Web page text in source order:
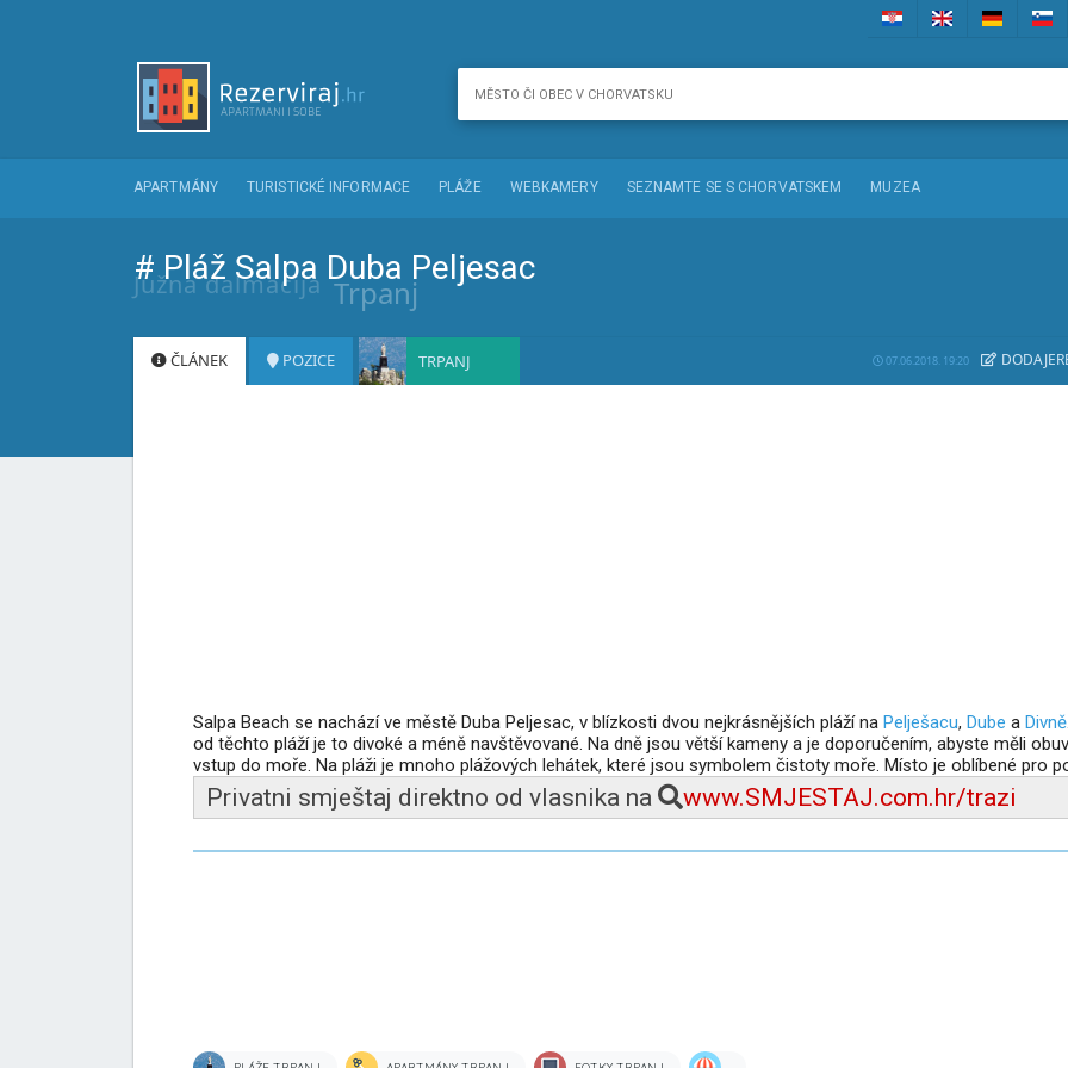
APARTMÁNY TURISTICKÉ INFORMACE PLÁŽE WEBKAMERY SEZNAMTE SE S CHORVATSKEM MUZEA
# Pláž Salpa Duba Peljesac
Južna dalmacija Trpanj
ČLÁNEK POZICE TRPANJ 07.06.2018. 19:20 DODAJE
Salpa Beach se nachází ve městě Duba Peljesac, v blízkosti dvou nejkrásnějších pláží na Pelješacu, Dube a Divně
od těchto pláží je to divoké a méně navštěvované. Na dně jsou větší kameny a je doporučením, abyste měli
vstup do moře. Na pláži je mnoho plážových lehátek, které jsou symbolem čistoty moře. Místo je oblíbené pro
Privatni smještaj direktno od vlasnika na www.SMJESTAJ.com.hr/trazi